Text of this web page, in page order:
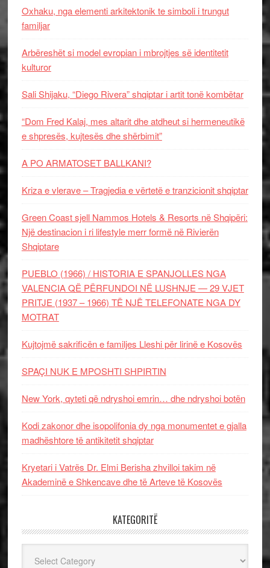
Oxhaku, nga elementi arkitektonik te simboli i trungut
familjar
Arbëreshët si model evropian i mbrojtjes së identitetit
kulturor
Sali Shijaku, “Diego Rivera” shqiptar i artit tonë kombëtar
“Dom Fred Kalaj, mes altarit dhe atdheut si hermeneutikë
e shpresës, kujtesës dhe shërbimit”
A PO ARMATOSET BALLKANI?
Kriza e vlerave – Tragjedia e vërtetë e tranzicionit shqiptar
Green Coast sjell Nammos Hotels & Resorts në Shqipëri:
Një destinacion i ri lifestyle merr formë në Rivierën
Shqiptare
PUEBLO (1966) / HISTORIA E SPANJOLLES NGA
VALENCIA QË PËRFUNDOI NË LUSHNJE — 29 VJET
PRITJE (1937 – 1966) TË NJË TELEFONATE NGA DY
MOTRAT
Kujtojmë sakrificën e familjes Lleshi për lirinë e Kosovës
SPAÇI NUK E MPOSHTI SHPIRTIN
New York, qyteti që ndryshoi emrin… dhe ndryshoi botën
Kodi zakonor dhe isopolifonia dy nga monumentet e gjalla
madhështore të antikitetit shqiptar
Kryetari i Vatrës Dr. Elmi Berisha zhvilloi takim në
Akademinë e Shkencave dhe të Arteve të Kosovës
KATEGORITË